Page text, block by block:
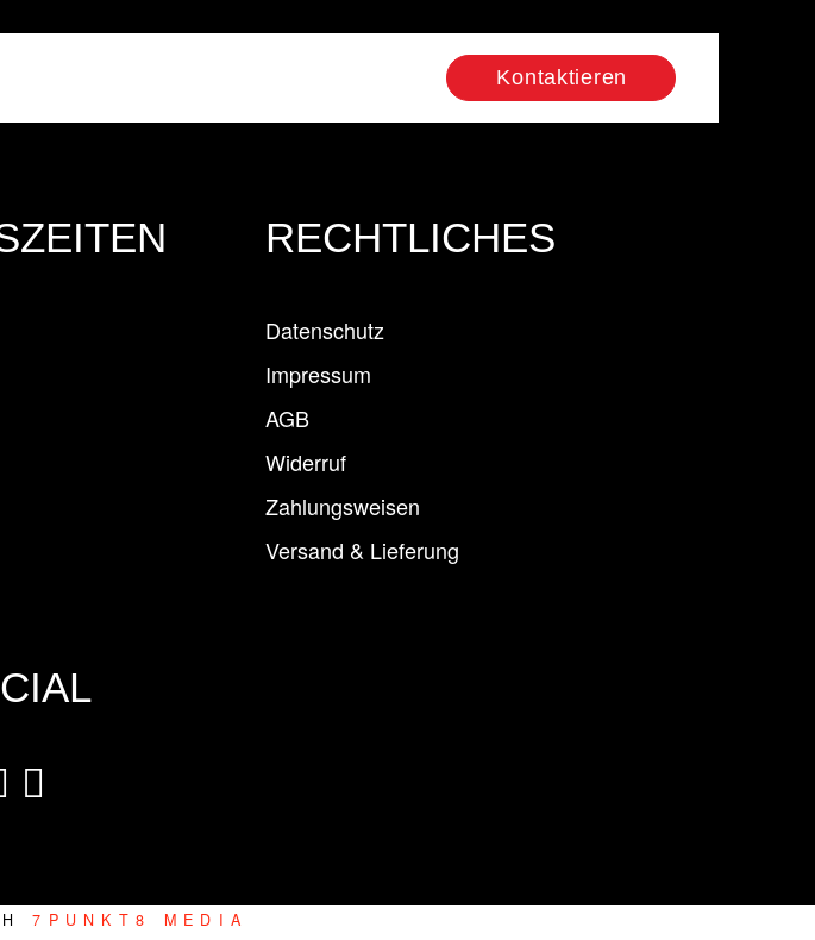
Kontaktieren
RECHTLICHES
Datenschutz
Impressum
AGB
Widerruf
Zahlungsweisen
Versand & Lieferung
7PUNKT8 MEDIA